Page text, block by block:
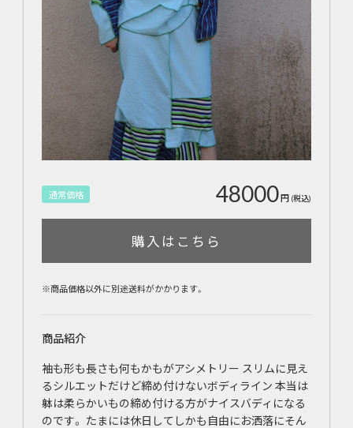
通常価格 48000円 (税込)
購入はこちら
※商品価格以外に別途送料がかかります。
商品紹介
袖も形も長さも何もかもがアシメトリー スリムに見え
るシルエットだけど締め付けないボディライン 本当は
躰は柔らかいもの締め付ける方がナイスバディになる
のです。 たまには休日してしかも自由にお洒落にそん